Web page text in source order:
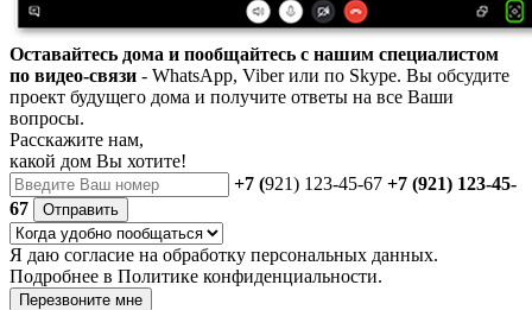
Оставайтесь дома и пообщайтесь с нашим специалистом
по видео-связи - WhatsApp, Viber или по Skype. Вы обсудите
проект будущего дома и получите ответы на все Ваши
вопросы.
Расскажите нам,
какой дом Вы хотите!
+7 (921) 123-45-67 +7 (921) 123-45-
67
Отправить
Я даю согласие на обработку персональных данных.
Подробнее в Политике конфиденциальности.
Перезвоните мне